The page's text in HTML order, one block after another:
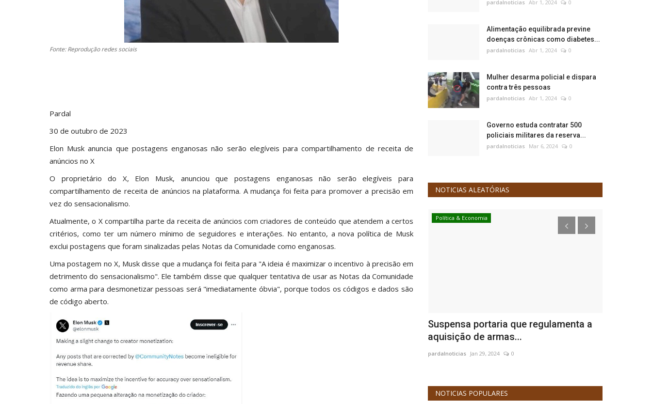
Fonte: Reprodução redes sociais
Pardal
30 de outubro de 2023
Elon Musk anuncia que postagens enganosas não serão elegíveis para compartilhamento de receita de
anúncios no X
O proprietário do X, Elon Musk, anunciou que postagens enganosas não serão elegíveis para
compartilhamento de receita de anúncios na plataforma. A mudança foi feita para promover a precisão em
vez do sensacionalismo.
Atualmente, o X compartilha parte da receita de anúncios com criadores de conteúdo que atendem a certos
critérios, como ter um número mínimo de seguidores e interações. No entanto, a nova política de Musk
exclui postagens que foram sinalizadas pelas Notas da Comunidade como enganosas.
Uma postagem no X, Musk disse que a mudança foi feita para "A ideia é maximizar o incentivo à precisão em
detrimento do sensacionalismo". Ele também disse que qualquer tentativa de usar as Notas da Comunidade
como arma para desmonetizar pessoas será "imediatamente óbvia", porque todos os códigos e dados são
de código aberto.
pardalnoticias Abr 1, 2024 0
Alimentação equilibrada previne
doenças crônicas como diabetes...
pardalnoticias Abr 1, 2024 0
Mulher desarma policial e dispara
contra três pessoas
pardalnoticias Abr 1, 2024 0
Governo estuda contratar 500
policiais militares da reserva...
pardalnoticias Mar 6, 2024 0
NOTICIAS ALEATÓRIAS
transportava
Ocorrências
Acidente com paraquedista mata um
expectador e fere duas
pardalnoticias Out 8, 2023 0
Diversão & Turismo Política & Economia
Suspensa portaria que regulamenta a
aquisição de armas...
pardalnoticias Jan 29, 2024 0
NOTICIAS POPULARES